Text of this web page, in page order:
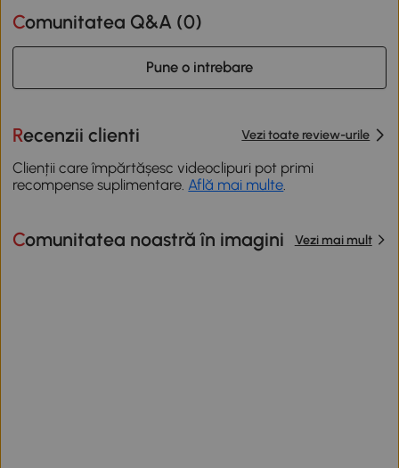
Comunitatea Q&A (0)
Pune o intrebare
Recenzii clienti Vezi toate review-urile
Clienții care împărtășesc videoclipuri pot primi
recompense suplimentare. Află mai multe.
Comunitatea noastră în imagini Vezi mai mult